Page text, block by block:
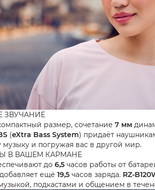
ЗВУЧАНИЕ
размер, сочетание 7 мм
(eXtra Bass System) придаёт
и погружая вас в другой мир.
В ВАШЕМ КАРМАНЕ
до 6,5 часов работы от
ещё 19,5 часов заряда. RZ-
подкастами и общением в